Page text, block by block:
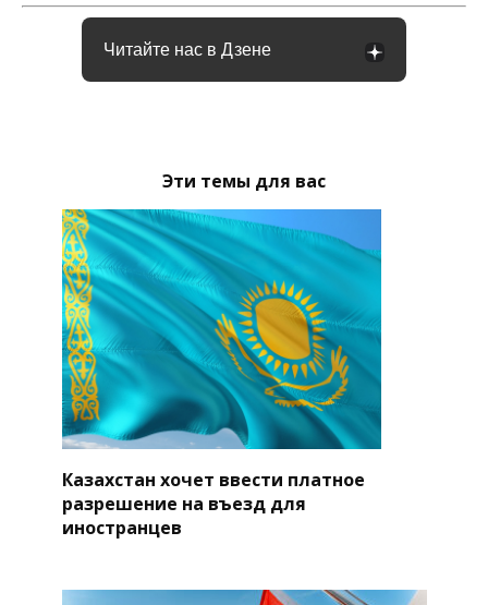
Читайте нас в Дзене
Эти темы для вас
Казахстан хочет ввести платное
разрешение на въезд для
иностранцев